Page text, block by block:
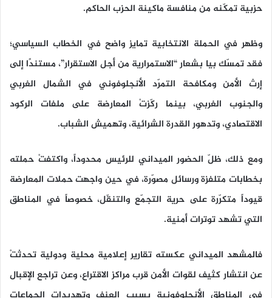
حزبية تمكّنه من منافسة ماكينة الحزب الحاكم.
وظهر في الحملة الانتخابية تمايز واضح في الخطاب السياسي؛
فقد تمسّك بيا بشعار “الاستمرارية من أجل الاستقرار”، مستندًا إلى
إرث الأمن ومكافحة التمرّد الأنجلوفوني في الشمال الغربي
والجنوب الغربي، بينما ركّزتْ المعارضة على ملفات الركود
الاقتصادي، وتدهور القدرة الشرائية، وتهميش الشباب.
ومع ذلك، ظلّ الحضور الميداني للرئيس محدوداً، واكتفتْ حملته
بخطابات متلفزة ورسائل مصوّرة، في حين واجهت حملات المعارضة
قيوداً متكرّرة على حرية التجمّع والتنقّل، خصوصاً في المناطق
التي تشهد توترات أمنية.
فالمشهد الميداني عكسته تقارير إعلامية محلية ودولية تحدثتْ
عن انتشار كثيف لقوات الأمن قرب مراكز الاقتراع، وعن تراجع الإقبال